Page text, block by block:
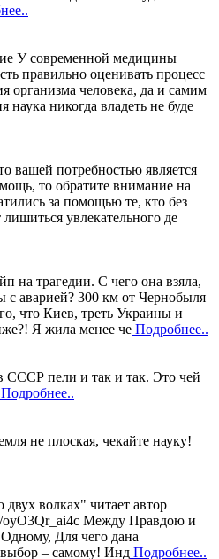
У современной медицины
правильно оценивать процесс
организма человека, да и самим
никогда владеть не буде
вашей потребностью является
то обратите внимание на
за помощью те, кто без
увлекательного де
на трагедии. С чего она взяла,
с аварией? 300 км от Чернобыля
что Киев, треть Украины и
Я жила менее че Подробнее..
СССР пели и так и так. Это чей
Подробнее..
не плоская, чекайте науку!
волках" читает автор
oyO3Qr_ai4c Между Правдою и
Для чего дана
– самому! Инд Подробнее..